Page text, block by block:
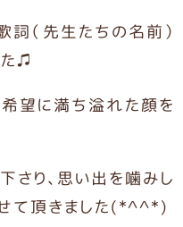
（先生たちの名前）
♫
望に満ち溢れた顔を
り、思い出を噛みし
せて頂きました(*^^*)